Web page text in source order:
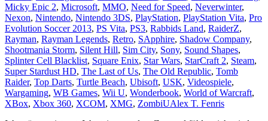
Micky Epic 2, Microsoft, MMO, Need for Speed, Neverwinter,
Nexon, Nintendo, Nintendo 3DS, PlayStation, PlayStation Vita, Pro
Evolution Soccer 2013, PS Vita, PS3, Rabbids Land, RaiderZ,
Rayman, Rayman Legends, Retro, SApphire, Shadow Company,
Shootmania Storm, Silent Hill, Sim City, Sony, Sound Shapes,
Splinter Cell Blacklist, Square Enix, Star Wars, StarCraft 2, Steam,
Super Stardust HD, The Last of Us, The Old Republic, Tomb
Raider, Top Darts, Turtle Beach, Ubisoft, USK, Videospiele,
Wargaming, WB Games, Wii U, Wonderbook, World of Warcraft,
XBox, Xbox 360, XCOM, XMG, ZombiUAlex T. Fenris